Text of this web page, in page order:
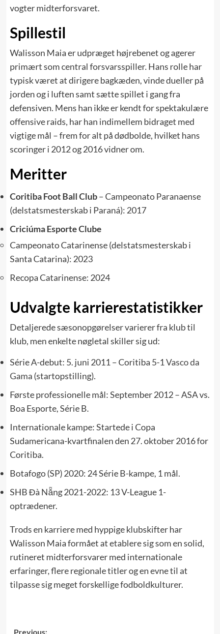
vogter midterforsvaret.
Spillestil
Walisson Maia er udpræget højrebenet og agerer
primært som central forsvarsspiller. Hans rolle har
typisk været at dirigere bagkæden, vinde dueller på
jorden og i luften samt sætte spillet i gang fra
defensiven. Mens han ikke er kendt for spektakulære
offensive raids, har han indimellem bidraget med
vigtige mål – frem for alt på dødbolde, hvilket hans
scoringer i 2012 og 2016 vidner om.
Meritter
Coritiba Foot Ball Club– Campeonato Paranaense
(delstatsmesterskab i Paraná): 2017
Criciúma Esporte Clube
Campeonato Catarinense (delstatsmesterskab i
Santa Catarina): 2023
Recopa Catarinense: 2024
Udvalgte karrierestatistikker
Detaljerede sæsonopgørelser varierer fra klub til
klub, men enkelte nøgletal skiller sig ud:
Série A-debut: 5. juni 2011 – Coritiba 5-1Vasco da
Gama (startopstilling).
Første professionelle mål: September 2012 – ASA vs.
Boa Esporte, Série B.
Internationale kampe: Startede i Copa
Sudamericana-kvartfinalen den 27. oktober 2016 for
Coritiba.
Botafogo (SP) 2020: 24 Série B-kampe, 1 mål.
SHB Đà Nẵng 2021-2022: 13 V-League 1-
optrædener.
Trods en karriere med hyppige klubskifter har
Walisson Maia formået at etablere sig som en solid,
rutineret midterforsvarer med internationale
erfaringer, flere regionale titler og en evne til at
tilpasse sig meget forskellige fodboldkulturer.
Previous: